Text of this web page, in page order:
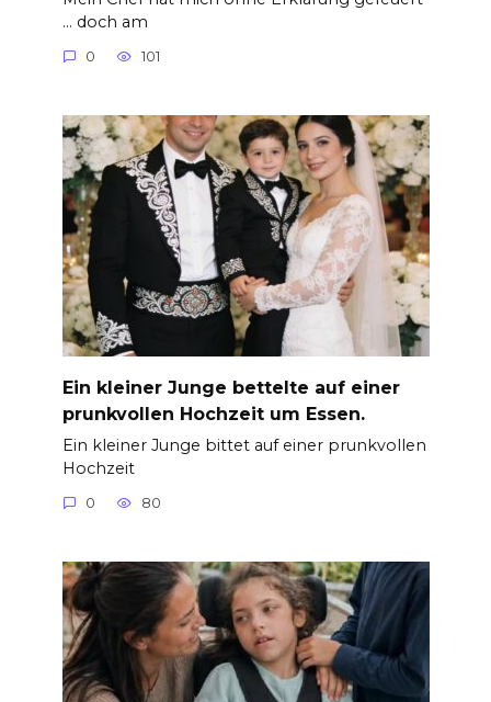
… doch am
0 101
Ein kleiner Junge bettelte auf einer
prunkvollen Hochzeit um Essen.
Ein kleiner Junge bittet auf einer prunkvollen
Hochzeit
0 80